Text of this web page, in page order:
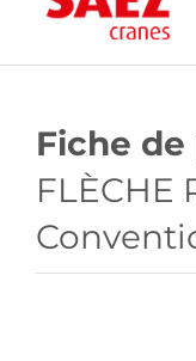
Fiche
FLÈCHE